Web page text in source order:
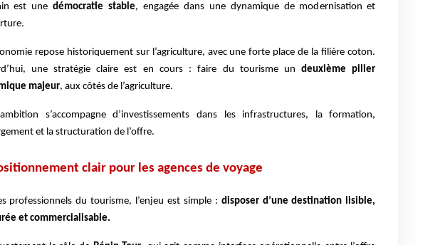
est unedémocratie stable, engagée dans une dynamique de modernisation et
repose historiquement sur l’agriculture, avec une forte place de la filière coton.
une stratégie claire est en cours : faire du tourisme undeuxième pilier
majeur, aux côtés de l’agriculture.
s’accompagne d’investissements dans les infrastructures, la formation,
et la structuration de l’offre.
clair pour les agences de voyage
professionnels du tourisme, l’enjeu est simple : disposer d’une destination lisible,
et commercialisable.